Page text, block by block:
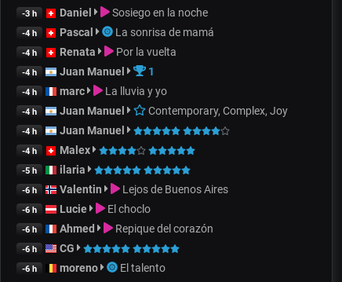
-3 h Daniel Sosiego en la noche
-4 h Pascal La sonrisa de mamá
-4 h Renata Por la vuelta
-4 h Juan Manuel 1
-4 h marc La lluvia y yo
-4 h Juan Manuel Contemporary, Complex, Joy
-4 h Juan Manuel
-4 h Malex
-5 h ilaria
-6 h Valentin Lejos de Buenos Aires
-6 h Lucie El choclo
-6 h Ahmed Repique del corazón
-6 h CG
-6 h moreno El talento